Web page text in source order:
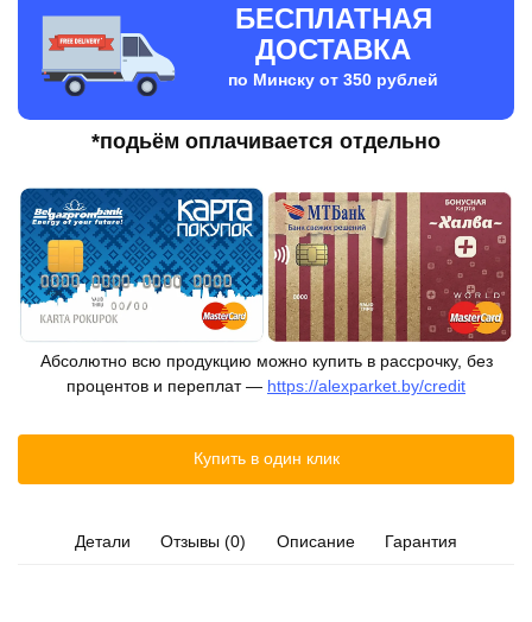
БЕСПЛАТНАЯ
ДОСТАВКА
по Минску от 350 рублей
*подьём оплачивается отдельно
Абсолютно всю продукцию можно купить в рассрочку, без
процентов и переплат — https://alexparket.by/credit
Купить в один клик
Детали Отзывы (0) Описание Гарантия